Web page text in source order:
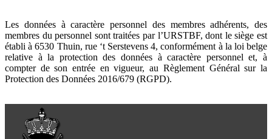
Les données à caractère personnel des membres adhérents, des
membres du personnel sont traitées par l’URSTBF, dont le siège est
établi à 6530 Thuin, rue ‘t Serstevens 4, conformément à la loi belge
relative à la protection des données à caractère personnel et, à
compter de son entrée en vigueur, au Règlement Général sur la
Protection des Données 2016/679 (RGPD).